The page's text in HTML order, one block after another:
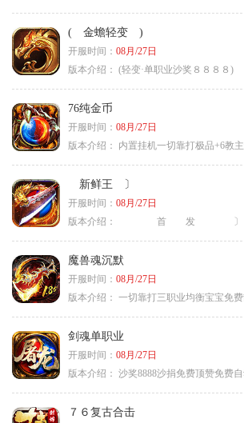
( 金蟾轻变 )
开服时间： 08月/27日
版本介绍： (轻变·单职业沙奖８８８８)
76纯金币
开服时间： 08月/27日
版本介绍：
内置挂机一切靠打极品+6教
新鲜王 〕
开服时间： 08月/27日
版本介绍：
首 发 〕
魔兽魂沉默
开服时间： 08月/27日
版本介绍： 一切靠打三职业均衡宝宝免
剑魂单职业
开服时间： 08月/27日
版本介绍： 沙奖8888沙捐免费顶赞免费
７６复古合击